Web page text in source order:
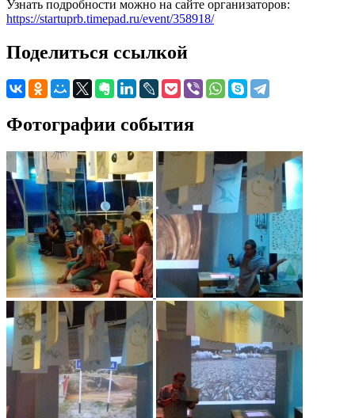
Узнать подробности можно на сайте организаторов:
https://startuprb.timepad.ru/event/358918/
Поделиться ссылкой
Фотографии события